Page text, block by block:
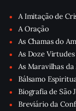
A Imitação de
A Oração
As Chamas do
As Doze Virtudes
As Maravilhas da
Bálsamo
Biografia de São
Breviário da